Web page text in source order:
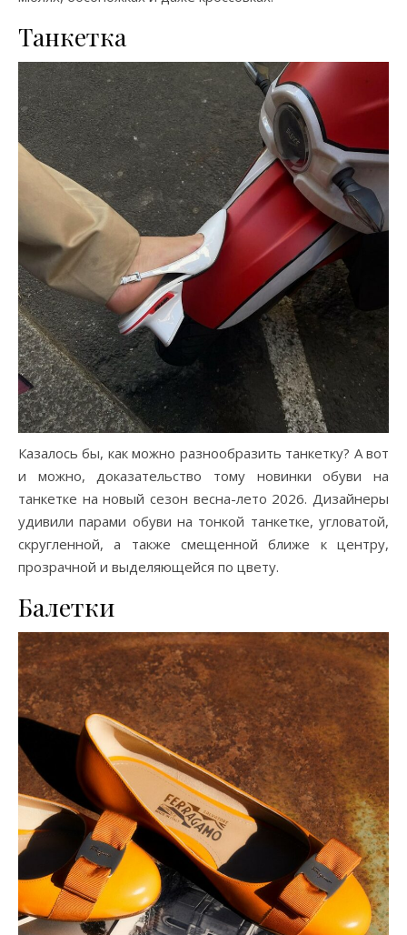
Танкетка
Казалось бы, как можно разнообразить танкетку? А вот
и можно, доказательство тому новинки обуви на
танкетке на новый сезон весна-лето 2026. Дизайнеры
удивили парами обуви на тонкой танкетке, угловатой,
скругленной, а также смещенной ближе к центру,
прозрачной и выделяющейся по цвету.
Балетки